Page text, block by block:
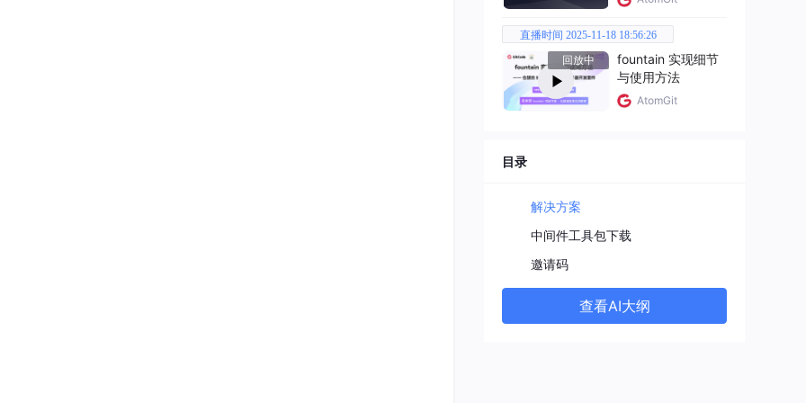
直播时间 2025-11-18 18:56:26
回放中
fountain 实现细节
与使用方法
AtomGit
目录
解决方案
中间件工具包下载
邀请码
查看AI大纲